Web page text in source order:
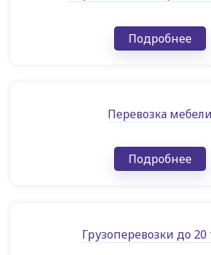
Подробнее
Перевозка мебели
Подробнее
Грузоперевозки до 20